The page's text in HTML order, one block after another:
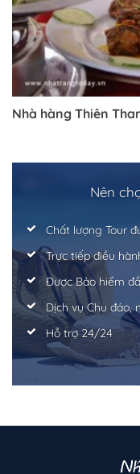
Nhà hàng Thiên
Nên
Chất lượng Tour
Trực tiếp điều
Được Bảo hiểm
Dịch vụ Chu đáo,
Hỗ trợ 24/24